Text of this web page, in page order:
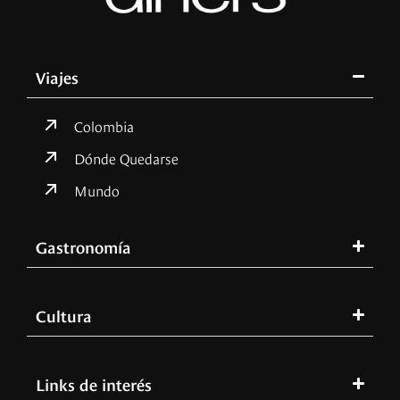
Viajes
Colombia
Dónde Quedarse
Mundo
Gastronomía
Cultura
Links de interés